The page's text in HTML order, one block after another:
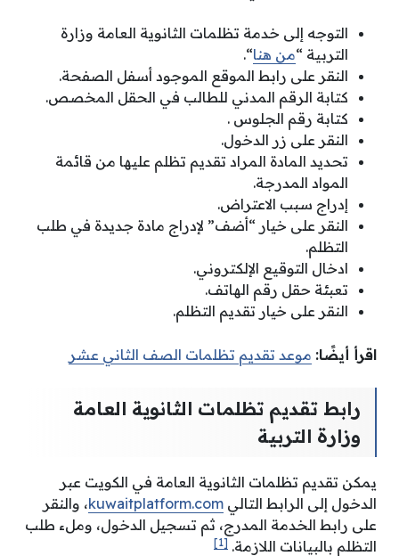
التوجه إلى خدمة تظلمات الثانوية العامة وزارة
التربية “من هنا“
.
النقر على رابط الموقع الموجود أسفل الصفحة.
كتابة الرقم المدني للطالب في الحقل المخصص.
كتابة رقم الجلوس .
النقر على زر الدخول.
تحديد المادة المراد تقديم تظلم عليها من قائمة
المواد المدرجة.
إدراج سبب الاعتراض.
النقر على خيار “أضف” لإدراج مادة جديدة في طلب
التظلم.
ادخال التوقيع الإلكتروني.
تعبئة حقل رقم الهاتف.
النقر على خيار تقديم التظلم.
اقرأ أيضًا: موعد تقديم تظلمات الصف الثاني عشر
رابط تقديم تظلمات الثانوية العامة
وزارة التربية
يمكن تقديم تظلمات الثانوية العامة في الكويت عبر
الدخول إلى الرابط التالي kuwaitplatform.com، والنقر
على رابط الخدمة المدرج، ثم تسجيل الدخول، وملء طلب
التظلم بالبيانات اللازمة. [1]